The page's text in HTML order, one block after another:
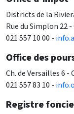
Districts de la
Rue du Simplon 22
021 557 10 00 -
Office des
Ch. de Versailles 6 -
021 557 83 10 -
Registre